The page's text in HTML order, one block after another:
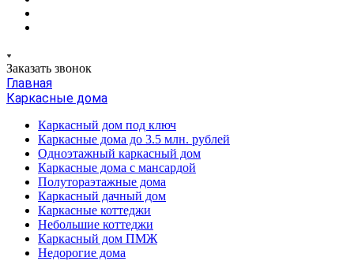
Заказать звонок
Главная
Каркасные дома
Каркасный дом под ключ
Каркасные дома до 3.5 млн. рублей
Одноэтажный каркасный дом
Каркасные дома с мансардой
Полутораэтажные дома
Каркасный дачный дом
Каркасные коттеджи
Небольшие коттеджи
Каркасный дом ПМЖ
Недорогие дома